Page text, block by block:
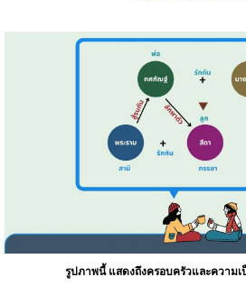
รูปภาพนี้ แสดงถึงครอบครัวและความ